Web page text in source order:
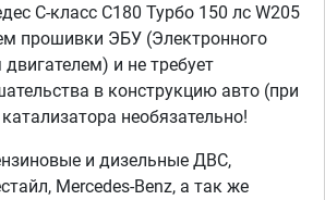
С-класс C180 Турбо 150 лс W205
прошивки ЭБУ (Электронного
и не требует
в конструкцию авто (при
необязательно!
и дизельные ДВС,
Mercedes-Benz, а так же